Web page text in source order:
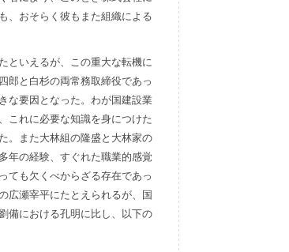
、おそらく彼もまた組織による
といえるが、この重大な転機に
郎と白杉の両常務取締役であっ
な要因となった。わが国建設業
これに必要な知識を身につけた
。また大林組の隆盛と大林家の
年の経験、すぐれた職業的感覚
ても欠くべからざる存在であっ
広瀬宰平にたとえられるが、国
備における孔明に比し、以下の